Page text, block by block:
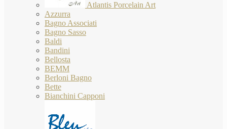
Atlantis Porcelain Art
Azzurra
Bagno Associati
Bagno Sasso
Baldi
Bandini
Bellosta
BEMM
Berloni Bagno
Bette
Bianchini Capponi